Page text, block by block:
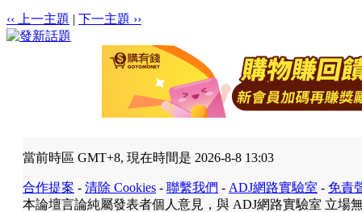
‹‹ 上一主題 | 下一主題 ››
當前時區 GMT+8, 現在時間是 2026-8-8 13:03
合作提案 - 清除 Cookies - 聯繫我們 - ADJ網路實驗室 - 免責
本論壇言論純屬發表者個人意見，與 ADJ網路實驗室 立場